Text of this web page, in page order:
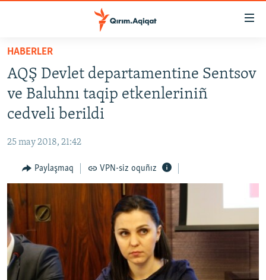
Esas
qaytmaq
Baş
navigatsiyağa
qaytmaq
Qıdıruvğa
qaytmaq
SİYASET
İQTİSADİYAT
MEDENİYET
İNSAN AQLARI
VİDEO
SÜRET
BLOGLAR
FİKİR
HABERLER
AQŞ Devlet departamentine Sentsov
ve Baluhnı taqip etkenleriniñ
cedveli berildi
25 may 2018, 21:42
Paylaşmaq VPN-siz oquñız